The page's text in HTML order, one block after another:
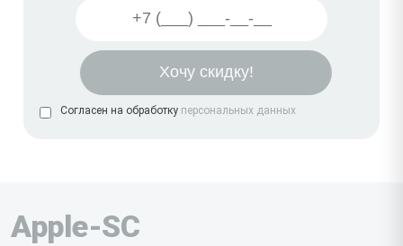
Согласен на обработку персональных данных
Apple-SC